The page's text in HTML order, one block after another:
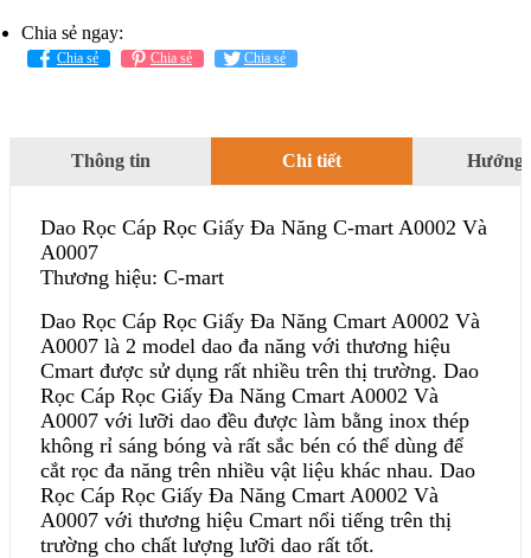
Chia sẻ ngay:
Chia sẻ Chia sẻ Chia sẻ
Thông tin Chi tiết Hướng
Dao Rọc Cáp Rọc Giấy Đa Năng C-mart A0002 Và
A0007
Thương hiệu: C-mart
Dao Rọc Cáp Rọc Giấy Đa Năng Cmart A0002 Và
A0007 là 2 model dao đa năng với thương hiệu
Cmart được sử dụng rất nhiều trên thị trường. Dao
Rọc Cáp Rọc Giấy Đa Năng Cmart A0002 Và
A0007 với lưỡi dao đều được làm bằng inox thép
không rỉ sáng bóng và rất sắc bén có thể dùng để
cắt rọc đa năng trên nhiều vật liệu khác nhau. Dao
Rọc Cáp Rọc Giấy Đa Năng Cmart A0002 Và
A0007 với thương hiệu Cmart nổi tiếng trên thị
trường cho chất lượng lưỡi dao rất tốt.